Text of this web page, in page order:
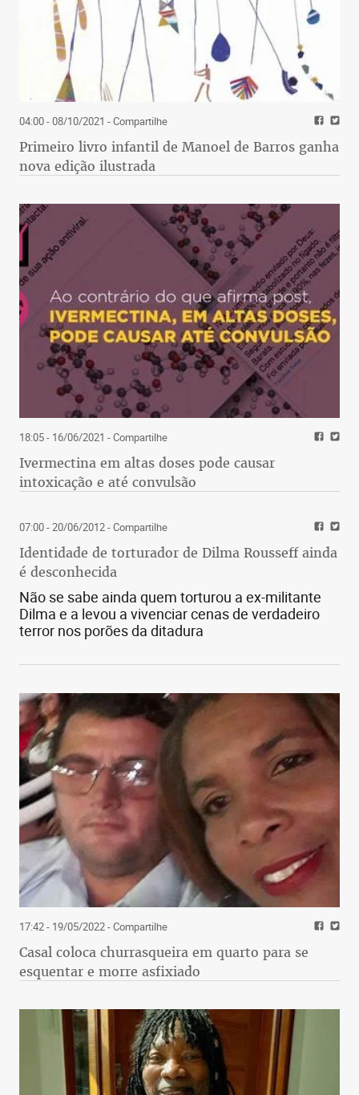
04:00 - 08/10/2021 - Compartilhe
Primeiro livro infantil de Manoel de Barros ganha
nova edição ilustrada
18:05 - 16/06/2021 - Compartilhe
Ivermectina em altas doses pode causar
intoxicação e até convulsão
07:00 - 20/06/2012- Compartilhe
Identidade de torturador de Dilma Rousseff ainda
é desconhecida
Não se sabe ainda quem torturou a ex-militante
Dilma e a levou a vivenciar cenas de verdadeiro
terror nos porões da ditadura
17:42 - 19/05/2022- Compartilhe
Casal coloca churrasqueira em quarto para se
esquentar e morre asfixiado